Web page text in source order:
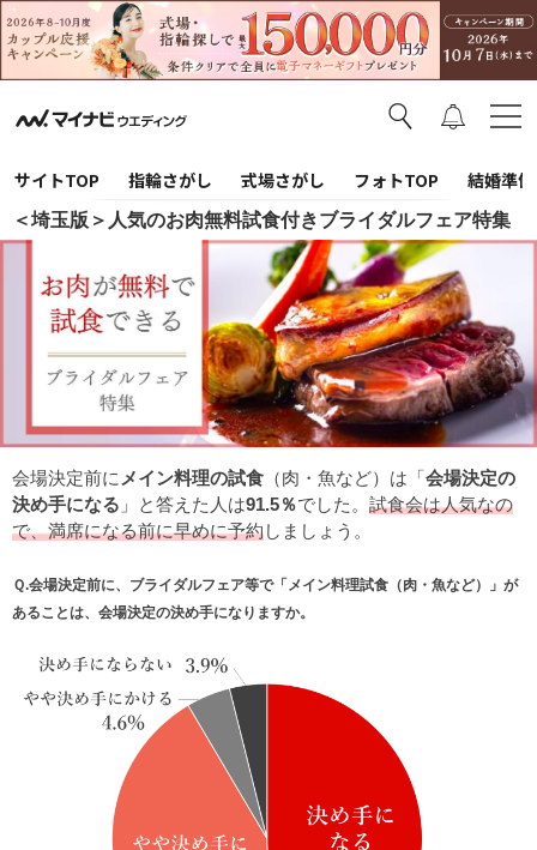
サイトTOP 指輪さがし 式場さがし フォトTOP 結婚準
＜埼玉版＞人気のお肉無料試食付きブライダルフェア特集
会場決定前に メイン料理の試食 （肉・魚など）は「会場決定の
決め手になる 」と答えた人は91.5％でした。 試食会は人気なの
で、満席になる前に早めに予約しましょう。
Ｑ.会場決定前に、ブライダルフェア等で「メイン料理試食（肉・魚など）」が
あることは、会場決定の決め手になりますか。